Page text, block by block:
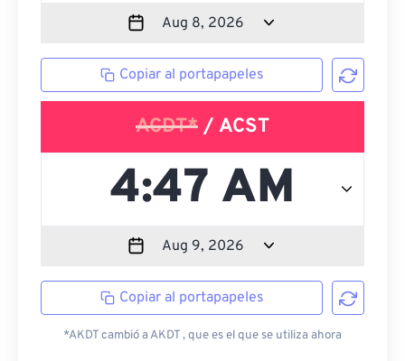
Copiar al portapapeles
ACDT* / ACST
Copiar al portapapeles
*AKDT cambió a AKDT , que es el que se utiliza ahora